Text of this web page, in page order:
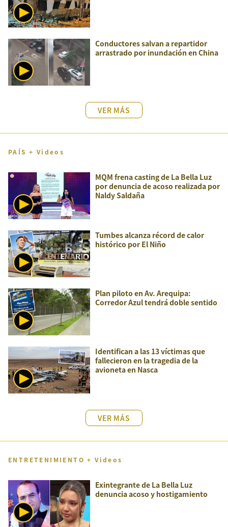
Conductores salvan a repartidor
arrastrado por inundación en China
VER MÁS
PAÍS + Videos
MQM frena casting de La Bella Luz
por denuncia de acoso realizada por
Naldy Saldaña
Tumbes alcanza récord de calor
histórico por El Niño
Plan piloto en Av. Arequipa:
Corredor Azul tendrá doble sentido
Identifican a las 13 víctimas que
fallecieron en la tragedia de la
avioneta en Nasca
VER MÁS
ENTRETENIMIENTO + Videos
Exintegrante de La Bella Luz
denuncia acoso y hostigamiento